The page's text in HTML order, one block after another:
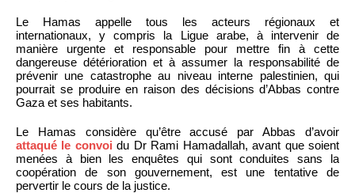
Le Hamas appelle tous les acteurs régionaux et
internationaux, y compris la Ligue arabe, à intervenir de
manière urgente et responsable pour mettre fin à cette
dangereuse détérioration et à assumer la responsabilité de
prévenir une catastrophe au niveau interne palestinien, qui
pourrait se produire en raison des décisions d’Abbas contre
Gaza et ses habitants.
Le Hamas considère qu’être accusé par Abbas d’avoir
attaqué le convoi du Dr Rami Hamadallah, avant que soient
menées à bien les enquêtes qui sont conduites sans la
coopération de son gouvernement, est une tentative de
pervertir le cours de la justice.